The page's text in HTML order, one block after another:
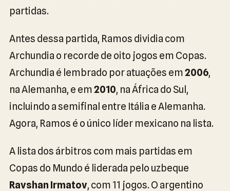
partidas.
Antes dessa partida, Ramos dividia com
Archundia o recorde de oito jogos em Copas.
Archundia é lembrado por atuações em2006,
na Alemanha, e em2010, na África do Sul,
incluindo a semifinal entre Itália e Alemanha.
Agora, Ramos é o único líder mexicano na lista.
A lista dos árbitros com mais partidas em
Copas do Mundo é liderada pelo uzbeque
Ravshan Irmatov, com 11 jogos. O argentino